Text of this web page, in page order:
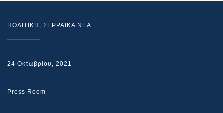
ΠΟΛΙΤΙΚΗ , ΣΕΡΡΑΙΚΑ ΝΕΑ
24 Οκτωβρίου, 2021
Press Room